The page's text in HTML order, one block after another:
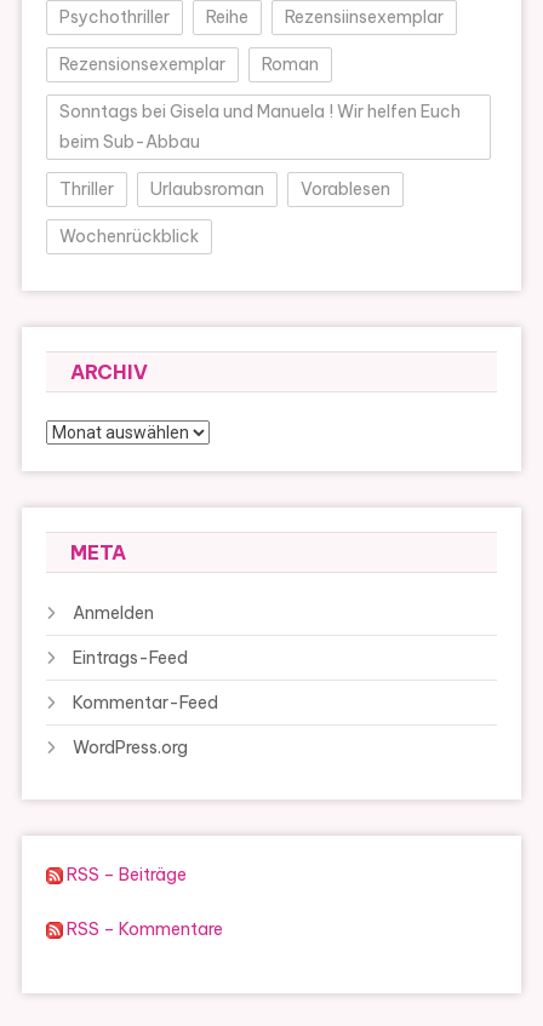
Psychothriller Reihe Rezensiinsexemplar
Rezensionsexemplar Roman
Sonntags bei Gisela und Manuela ! Wir helfen Euch
beim Sub-Abbau
Thriller Urlaubsroman Vorablesen
Wochenrückblick
ARCHIV
Archiv
META
Anmelden
Eintrags-Feed
Kommentar-Feed
WordPress.org
RSS – Beiträge
RSS – Kommentare